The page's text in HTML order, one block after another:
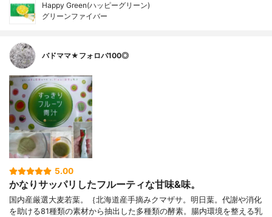
Happy Green(ハッピーグリーン)
グリーンファイバー
バドママ★フォロバ100◎
5.00
かなりサッパリしたフルーティな甘味&味。
国内産厳選大麦若葉。｛北海道産手摘みクマザサ。明日葉。代謝や消化
を助ける81種類の素材から抽出した多種類の酵素。腸内環境を整える乳